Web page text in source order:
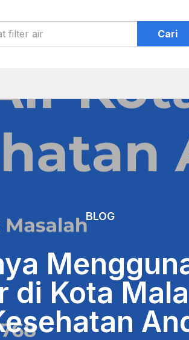
Cari
BLOG
di Kota